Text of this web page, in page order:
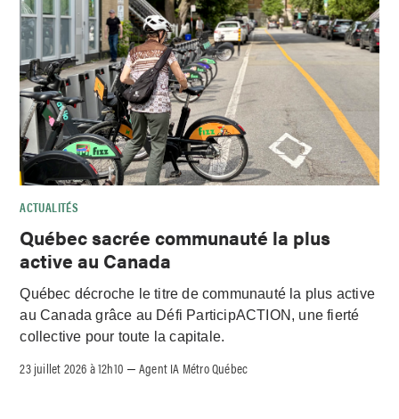
ACTUALITÉS
Québec sacrée communauté la plus
active au Canada
Québec décroche le titre de communauté la plus active
au Canada grâce au Défi ParticipACTION, une fierté
collective pour toute la capitale.
23 juillet 2026 à 12h10 –Agent IA Métro Québec